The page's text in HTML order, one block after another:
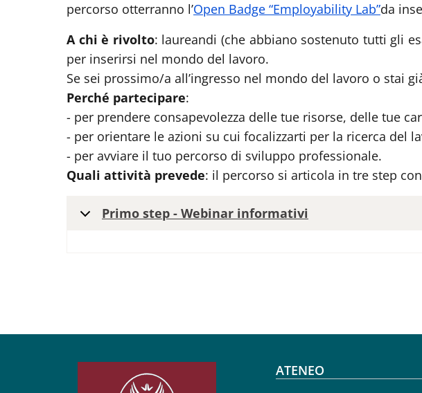
percorso otterranno l’Open Badge “Employability Lab”da
A chi è rivolto: laureandi (che abbiano sostenuto tutti gli
per inserirsi nel mondo del lavoro.
Se sei prossimo/a all’ingresso nel mondo del lavoro o stai
Perché partecipare:
- per prendere consapevolezza delle tue risorse, delle tue
- per orientare le azioni su cui focalizzarti per la ricerca del
- per avviare il tuo percorso di sviluppo professionale.
Quali attività prevede: il percorso si articola in tre step
Primo step - Webinar informativi
Footer
ATENEO